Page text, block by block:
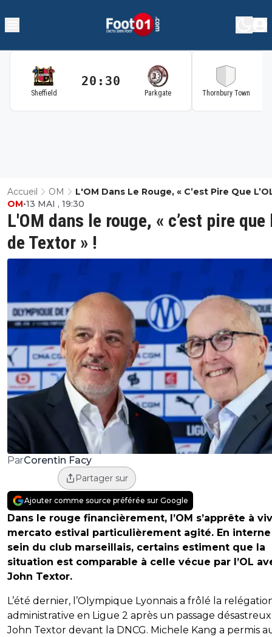
Sheffield
20:30
Parkgate Thornbury Town
Accueil OM
L'OM Dans Le Rouge, « C’est Pire Que
Textor » !
L'OM dans le rouge, « c’est pire que
de Textor » !
OM•13 MAI , 19:30
ParCorentin Facy
Partager sur
Ajouter comme source préférée sur Google
Dans le rouge financièrement, l’OM s’apprête à
mercato estival particulièrement agité. En interne
sein du club marseillais, certains estiment que la
situation est comparable à celle vécue par l’OL
John Textor.
L’été dernier, l’Olympique Lyonnais a frôlé la
administrative en Ligue 2 après un passage
John Textor devant la DNCG. Michele Kang a permis